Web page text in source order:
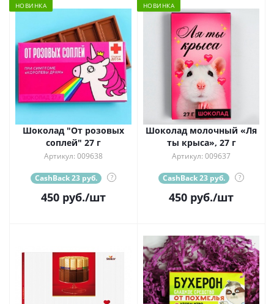
НОВИНКА
Шоколад "От розовых
соплей" 27 г
Артикул: 009638
CashBack 23 руб. ?
450 руб./шт
НОВИНКА
Шоколад молочный «Ля
ты крыса», 27 г
Артикул: 009637
CashBack 23 руб. ?
450 руб./шт